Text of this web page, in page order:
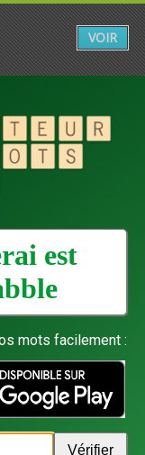
est
mots facilement :
VOIR